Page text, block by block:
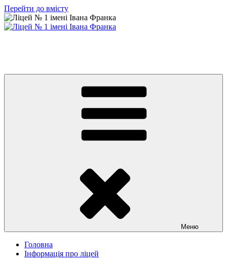
Перейти до вмісту
Меню
Головна
Інформація про ліцей